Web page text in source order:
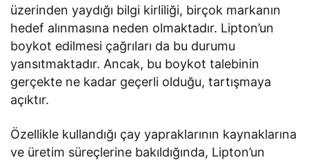
üzerinden yaydığı bilgi kirliliği, birçok markanın
hedef alınmasına neden olmaktadır. Lipton’un
boykot edilmesi çağrıları da bu durumu
yansıtmaktadır. Ancak, bu boykot talebinin
gerçekte ne kadar geçerli olduğu, tartışmaya
açıktır.
Özellikle kullandığı çay yapraklarının kaynaklarına
ve üretim süreçlerine bakıldığında, Lipton’un